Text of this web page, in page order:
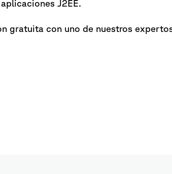
J2EE.
gratuita con uno de nuestros